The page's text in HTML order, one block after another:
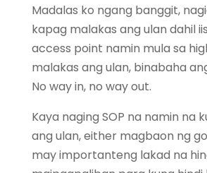
Madalas ko ngang banggit,
kapag malakas ang ulan dahil
access point namin mula sa
malakas ang ulan, binabaha
No way in, no way out.
Kaya naging SOP na namin na
ang ulan, either magbaon ng
may importanteng lakad na